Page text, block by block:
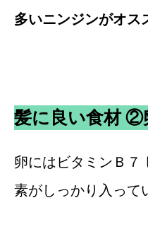
多いニンジンがオス
髪に良い食材 ②
卵にはビタミンＢ７
素がしっかり入って